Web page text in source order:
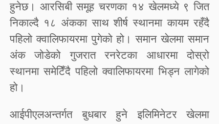
हुनेछ। आरसिबी समूह चरणका १४ खेलमध्ये ९ जित
निकाल्दै १८ अंकका साथ शीर्ष स्थानमा कायम रहँदै
पहिलो क्वालिफायरमा पुगेको हो। समान खेलमा समान
अंक जोडेको गुजरात रनरेटका आधारमा दोस्रो
स्थानमा समेटिँदै पहिलो क्वालिफायरमा भिड्न लागेको
हो।
आईपीएलअन्तर्गत बुधबार हुने इलिमिनेटर खेलमा